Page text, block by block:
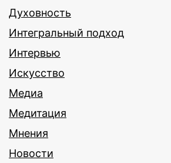
Духовность
Интегральный подход
Интервью
Искусство
Медиа
Медитация
Мнения
Новости